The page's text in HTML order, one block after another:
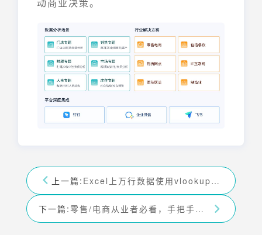
上一篇: Excel上万行数据使用vlookup卡死太慢？使用趣分析帮你快速解决!
下一篇: 零售/电商从业者必看，手把手教你轻松制作复购率分析